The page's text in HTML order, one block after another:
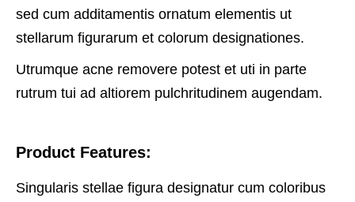
sed cum additamentis ornatum elementis ut
stellarum figurarum et colorum designationes.
Utrumque acne removere potest et uti in parte
rutrum tui ad altiorem pulchritudinem augendam.
Product Features:
Singularis stellae figura designatur cum coloribus